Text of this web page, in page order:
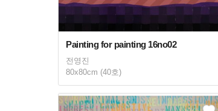
Painting for painting 16no02
전영진
80x80cm (40호)